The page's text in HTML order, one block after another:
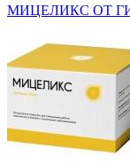
МИЦЕЛИКС ОТ